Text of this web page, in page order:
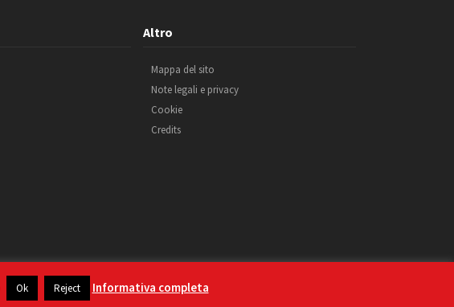
Altro
Mappa del sito
Note legali e privacy
Cookie
Credits
Ok Reject Informativa completa